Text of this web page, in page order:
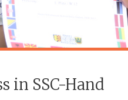
in SSC-Hand